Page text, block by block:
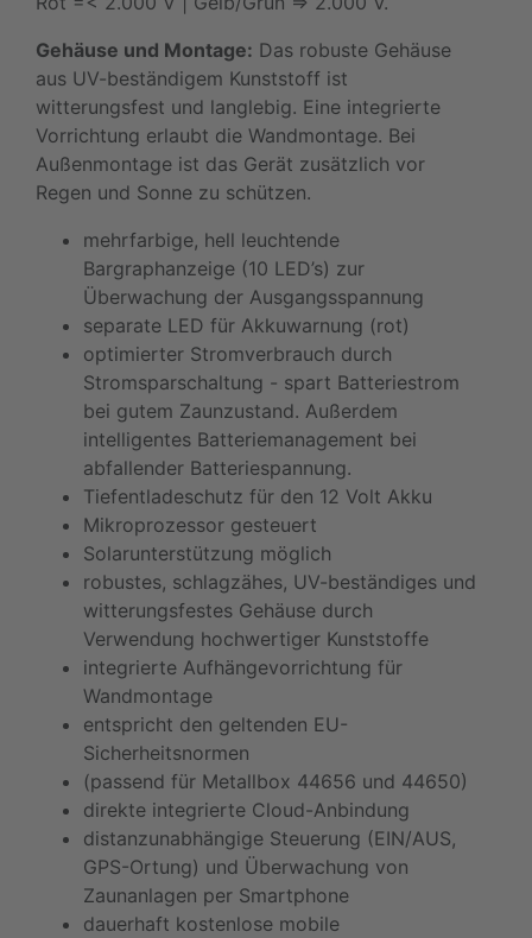
Gehäuse und Montage: Das robuste Gehäuse
aus UV-beständigem Kunststoff ist
witterungsfest und langlebig. Eine integrierte
Vorrichtung erlaubt die Wandmontage. Bei
Außenmontage ist das Gerät zusätzlich vor
Regen und Sonne zu schützen.
mehrfarbige, hell leuchtende
Bargraphanzeige (10 LED’s) zur
Überwachung der Ausgangsspannung
separate LED für Akkuwarnung (rot)
optimierter Stromverbrauch durch
Stromsparschaltung - spart Batteriestrom
bei gutem Zaunzustand. Außerdem
intelligentes Batteriemanagement bei
abfallender Batteriespannung.
Tiefentladeschutz für den 12 Volt Akku
Mikroprozessor gesteuert
Solarunterstützung möglich
robustes, schlagzähes, UV-beständiges und
witterungsfestes Gehäuse durch
Verwendung hochwertiger Kunststoffe
integrierte Aufhängevorrichtung für
Wandmontage
entspricht den geltenden EU-
Sicherheitsnormen
(passend für Metallbox 44656 und 44650)
direkte integrierte Cloud-Anbindung
distanzunabhängige Steuerung (EIN/AUS,
GPS-Ortung) und Überwachung von
Zaunanlagen per Smartphone
dauerhaft kostenlose mobile